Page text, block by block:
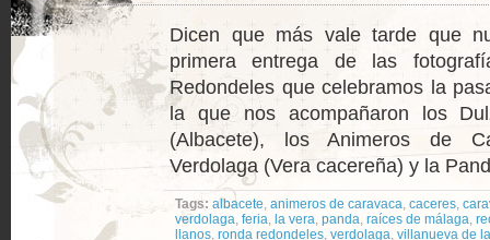
Dicen que más vale tarde que
primera entrega de las
Redondeles que celebramos la
la que nos acompañaron los
(Albacete), los Animeros de
Verdolaga (Vera cacereña) y la
Tags: albacete, animeros de caravaca, caceres,
verdolaga, feria, la vera, panda, raíces de málaga,
llanos, ronda redondeles, verdolaga, villanueva de